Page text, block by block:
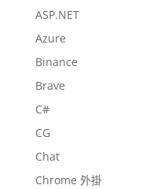
ASP.NET
Azure
Binance
Brave
C#
CG
Chat
Chrome 外掛